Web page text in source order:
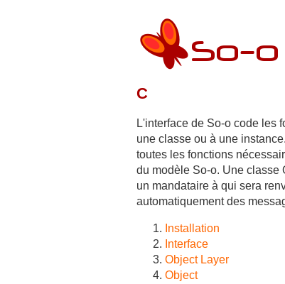
C
L'interface de So-o code les
une classe ou à une
toutes les fonctions
du modèle So-o. Une classe
un mandataire à qui sera
automatiquement des
Installation
Interface
Object Layer
Object